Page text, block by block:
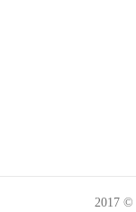
2017 ©